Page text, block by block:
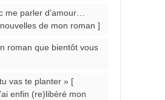
me parler d’amour…
de mon roman ]
roman que bientôt vous
vas te planter » [
enfin (re)libéré mon